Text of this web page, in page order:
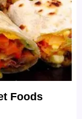
Foods